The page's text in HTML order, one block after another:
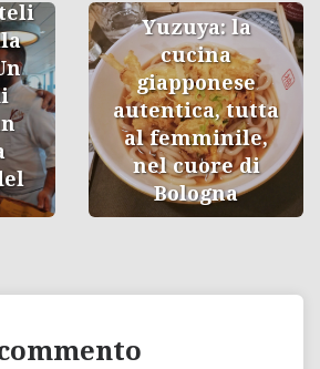
Yuzuya: la
cucina
giapponese
autentica, tutta
al femminile,
nel cuore di
Bologna